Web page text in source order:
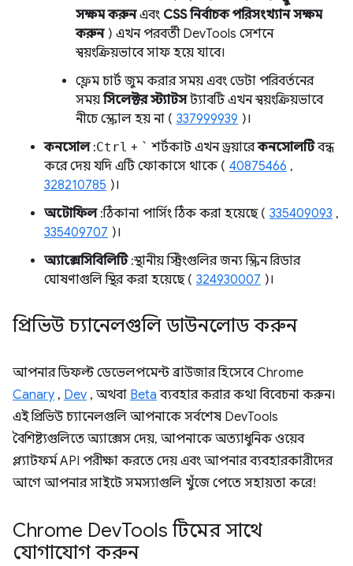
সক্ষম করুনএবং CSS নির্বাচক পরিসংখ্যান সক্ষম
করুন) এখন পরবর্তী DevTools সেশনে
স্বয়ংক্রিয়ভাবে সাফ হয়ে যাবে।
ফ্লেম চার্ট জুম করার সময় এবং ডেটা পরিবর্তনের
সময়সিলেক্টর স্ট্যাটসট্যাবটি এখন স্বয়ংক্রিয়ভাবে
নীচে স্ক্রোল হয় না ( 337999939 )।
কনসোল:Ctrl + ` শর্টকাট এখন ড্রয়ারেকনসোলটিবন্ধ
করে দেয় যদি এটি ফোকাসে থাকে ( 40875466 ,
328210785 )।
অটোফিল: ঠিকানা পার্সিং ঠিক করা হয়েছে ( 335409093 ,
335409707 )।
অ্যাক্সেসিবিলিটি: স্থানীয় স্ট্রিংগুলির জন্য স্ক্রিন রিডার
ঘোষণাগুলি স্থির করা হয়েছে ( 324930007 )।
প্রিভিউ চ্যানেলগুলি ডাউনলোড করুন
আপনার ডিফল্ট ডেভেলপমেন্ট ব্রাউজার হিসেবে Chrome
Canary , Dev , অথবা Beta ব্যবহার করার কথা বিবেচনা করুন।
এই প্রিভিউ চ্যানেলগুলি আপনাকে সর্বশেষ DevTools
বৈশিষ্ট্যগুলিতে অ্যাক্সেস দেয়, আপনাকে অত্যাধুনিক ওয়েব
প্ল্যাটফর্ম API পরীক্ষা করতে দেয় এবং আপনার ব্যবহারকারীদের
আগে আপনার সাইটে সমস্যাগুলি খুঁজে পেতে সহায়তা করে!
Chrome DevTools টিমের সাথে
যোগাযোগ করুন